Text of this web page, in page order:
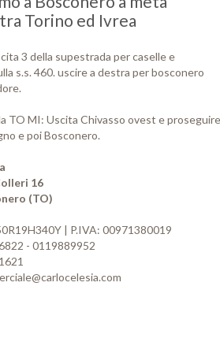
Torino ed Ivrea
3 della supestrada per caselle e
s.s. 460. uscire a destra per bosconero
TO MI: Uscita Chivasso ovest e proseguire
e poi Bosconero.
16
(TO)
| P.IVA: 00971380019
- 0119889952